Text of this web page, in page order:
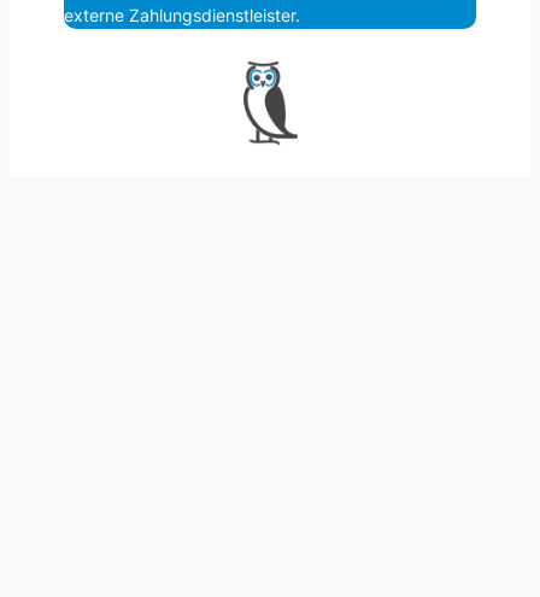
externe Zahlungsdienstleister.